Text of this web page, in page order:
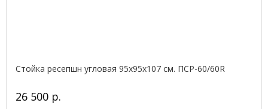
Стойка ресепшн угловая 95х95х107 см. ПСР-60/60R
26 500 р.